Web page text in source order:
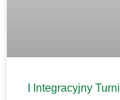
I Integracyjny